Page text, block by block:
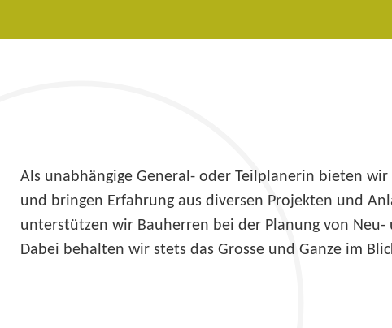
Als unabhängige General- oder Teilplanerin bieten
und bringen Erfahrung aus diversen Projekten und
unterstützen wir Bauherren bei der Planung von Neu-
Dabei behalten wir stets das Grosse und Ganze im